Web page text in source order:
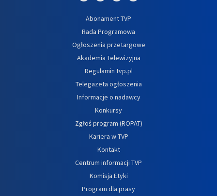
Abonament TVP
Rada Programowa
Ogłoszenia przetargowe
Akademia Telewizyjna
Regulamin tvp.pl
Telegazeta ogłoszenia
Informacje o nadawcy
Konkursy
Zgłoś program (ROPAT)
Kariera w TVP
Kontakt
Centrum informacji TVP
Komisja Etyki
Program dla prasy